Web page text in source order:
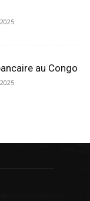
au Congo